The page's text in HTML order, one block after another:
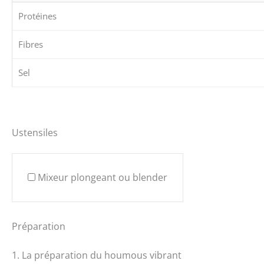
Protéines
Fibres
Sel
Ustensiles
Mixeur plongeant ou blender
Préparation
1. La préparation du houmous vibrant